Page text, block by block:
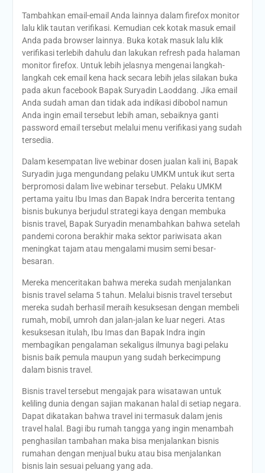
Tambahkan email-email Anda lainnya dalam firefox monitor
lalu klik tautan verifikasi. Kemudian cek kotak masuk email
Anda pada browser lainnya. Buka kotak masuk lalu klik
verifikasi terlebih dahulu dan lakukan refresh pada halaman
monitor firefox. Untuk lebih jelasnya mengenai langkah-
langkah cek email kena hack secara lebih jelas silakan buka
pada akun facebook Bapak Suryadin Laoddang. Jika email
Anda sudah aman dan tidak ada indikasi dibobol namun
Anda ingin email tersebut lebih aman, sebaiknya ganti
password email tersebut melalui menu verifikasi yang sudah
tersedia.
Dalam kesempatan live webinar dosen jualan kali ini, Bapak
Suryadin juga mengundang pelaku UMKM untuk ikut serta
berpromosi dalam live webinar tersebut. Pelaku UMKM
pertama yaitu Ibu Imas dan Bapak Indra bercerita tentang
bisnis bukunya berjudul strategi kaya dengan membuka
bisnis travel, Bapak Suryadin menambahkan bahwa setelah
pandemi corona berakhir maka sektor pariwisata akan
meningkat tajam atau mengalami musim semi besar-
besaran.
Mereka menceritakan bahwa mereka sudah menjalankan
bisnis travel selama 5 tahun. Melalui bisnis travel tersebut
mereka sudah berhasil meraih kesuksesan dengan membeli
rumah, mobil, umroh dan jalan-jalan ke luar negeri. Atas
kesuksesan itulah, Ibu Imas dan Bapak Indra ingin
membagikan pengalaman sekaligus ilmunya bagi pelaku
bisnis baik pemula maupun yang sudah berkecimpung
dalam bisnis travel.
Bisnis travel tersebut mengajak para wisatawan untuk
keliling dunia dengan sajian makanan halal di setiap negara.
Dapat dikatakan bahwa travel ini termasuk dalam jenis
travel halal. Bagi ibu rumah tangga yang ingin menambah
penghasilan tambahan maka bisa menjalankan bisnis
rumahan dengan menjual buku atau bisa menjalankan
bisnis lain sesuai peluang yang ada.